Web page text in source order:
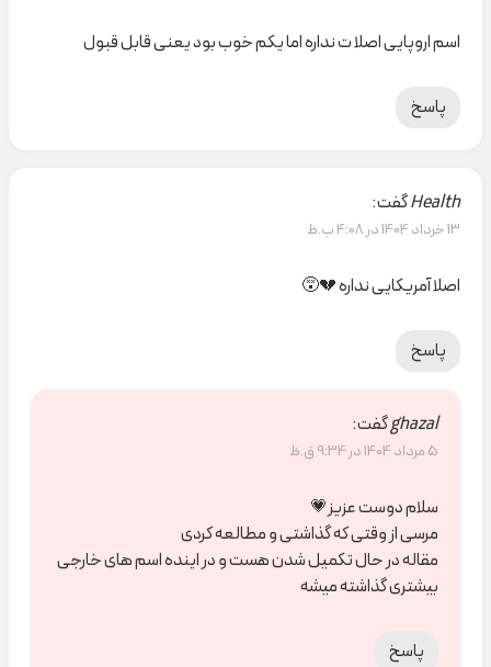
اسم اروپایی اصلا ت نداره اما یکم خوب بود یعنی قابل قبول
پاسخ
Healthگفت:
13 خرداد 1404 در 4:08 ب.ظ
اصلا آمریکایی نداره 💔😵
پاسخ
ghazalگفت:
5 مرداد 1404 در 9:34 ق.ظ
سلام دوست عزیز💗
مرسی از وقتی که گذاشتی و مطالعه کردی
مقاله در حال تکمیل شدن هست و در اینده اسم های خارجی
بیشتری گذاشته میشه
پاسخ